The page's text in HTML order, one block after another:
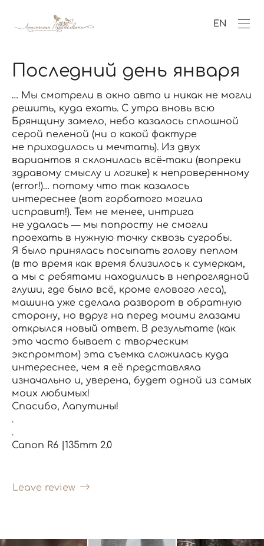
EN
Последний день января
… Мы смотрели в окно авто и никак не могли
решить, куда ехать. С утра вновь всю
Брянщину замело, небо казалось сплошной
серой пеленой (ни о какой фактуре
не приходилось и мечтать). Из двух
вариантов я склонилась всё-таки (вопреки
здравому смыслу и логике) к непроверенному
(error!)… потому что так казалось
интереснее (вот горбатого могила
исправит!). Тем не менее, интрига
не удалась — мы попросту не смогли
проехать в нужную точку сквозь сугробы.
Я было принялась посыпать голову пеплом
(в то время как время близилось к сумеркам,
а мы с ребятами находились в непроглядной
глуши, где было всё, кроме елового леса),
машина уже сделала разворот в обратную
сторону, но вдруг на перед моими глазами
открылся новый ответ. В результате (как
это часто бывает с творческим
экспромтом) эта съемка сложилась куда
интереснее, чем я её представляла
изначально и, уверена, будет одной из самых
моих любимых!
Спасибо, Лапутины!
.
.
Canon R6 |135mm 2.0
Leave review